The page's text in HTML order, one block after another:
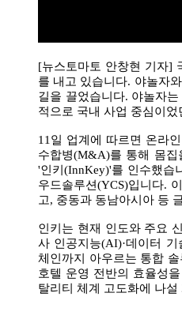
[뉴스토마토 안창현 기자]
를 내고 있습니다. 야놀자
길을 끌었습니다. 야놀자
적으로 국내 사업 중심이
11일 업계에 따르면 온라
수합병(M&A)를 통해 몸집
'인키(InnKey)'를 인수했습
우드솔루션(YCS)입니다.
고, 중동과 동남아시아 등
인키는 현재 인도와 주요
사 인공지능(AI)·데이터
체인까지 아우르는 통합
호텔 운영 전반의 효율성
탈리티 체계 고도화에 나설